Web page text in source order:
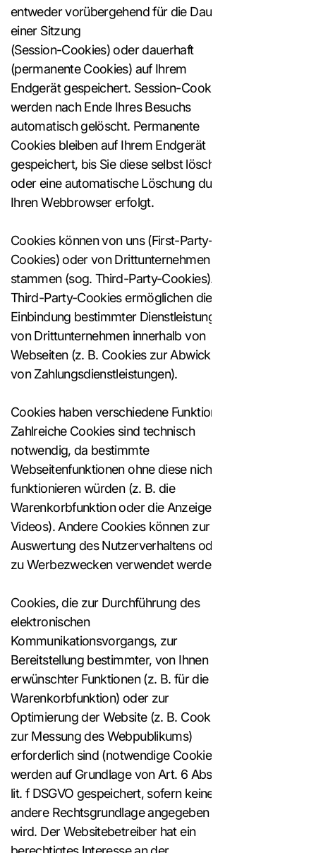
entweder vorübergehend für die Dauer
einer Sitzung
(Session-Cookies) oder dauerhaft
(permanente Cookies) auf Ihrem
Endgerät gespeichert. Session-Cookies
werden nach Ende Ihres Besuchs
automatisch gelöscht. Permanente
Cookies bleiben auf Ihrem Endgerät
gespeichert, bis Sie diese selbst löschen
oder eine automatische Löschung durch
Ihren Webbrowser erfolgt.
Cookies können von uns (First-Party-
Cookies) oder von Drittunternehmen
stammen (sog. Third-Party-Cookies).
Third-Party-Cookies ermöglichen die
Einbindung bestimmter Dienstleistungen
von Drittunternehmen innerhalb von
Webseiten (z. B. Cookies zur Abwicklung
von Zahlungsdienstleistungen).
Cookies haben verschiedene Funktionen.
Zahlreiche Cookies sind technisch
notwendig, da bestimmte
Webseitenfunktionen ohne diese nicht
funktionieren würden (z. B. die
Warenkorbfunktion oder die Anzeige von
Videos). Andere Cookies können zur
Auswertung des Nutzerverhaltens oder
zu Werbezwecken verwendet werden.
Cookies, die zur Durchführung des
elektronischen
Kommunikationsvorgangs, zur
Bereitstellung bestimmter, von Ihnen
erwünschter Funktionen (z. B. für die
Warenkorbfunktion) oder zur
Optimierung der Website (z. B. Cookies
zur Messung des Webpublikums)
erforderlich sind (notwendige Cookies),
werden auf Grundlage von Art. 6 Abs. 1
lit. f DSGVO gespeichert, sofern keine
andere Rechtsgrundlage angegeben
wird. Der Websitebetreiber hat ein